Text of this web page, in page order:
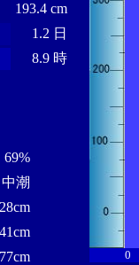
193.4 cm
1.2 日
8.9 時
69%
中潮
0